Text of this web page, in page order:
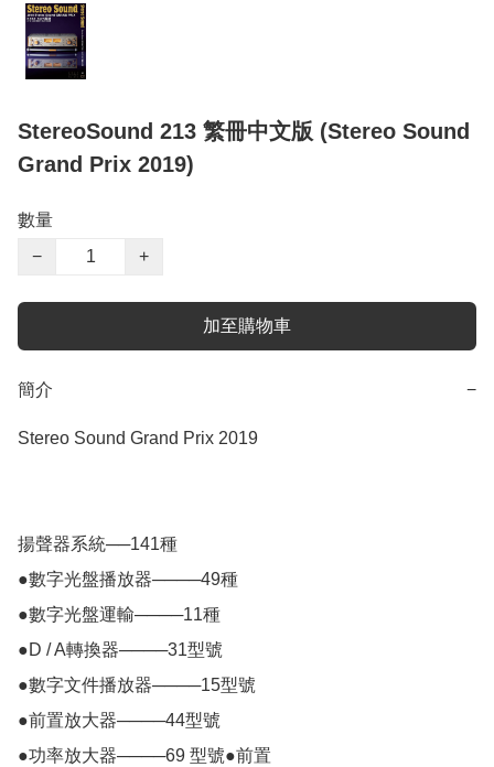
StereoSound 213 繁冊中文版 (Stereo Sound
Grand Prix 2019)
數量
−
+
加至購物車
簡介 −
Stereo Sound Grand Prix 2019
揚聲器系統──141種
●數字光盤播放器────49種
●數字光盤運輸────11種
●D / A轉換器────31型號
●數字文件播放器────15型號
●前置放大器────44型號
●功率放大器────69 型號●前置